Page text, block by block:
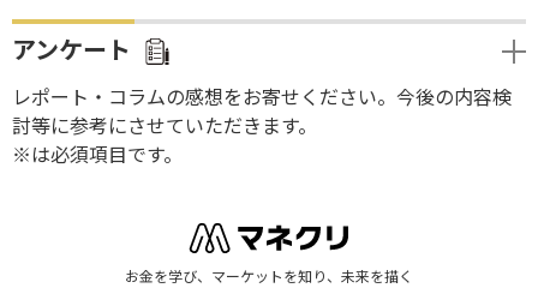
アンケート
レポート・コラムの感想をお寄せください。今後の内容検
討等に参考にさせていただきます。
※は必須項目です。
お金を学び、マーケットを知り、未来を描く